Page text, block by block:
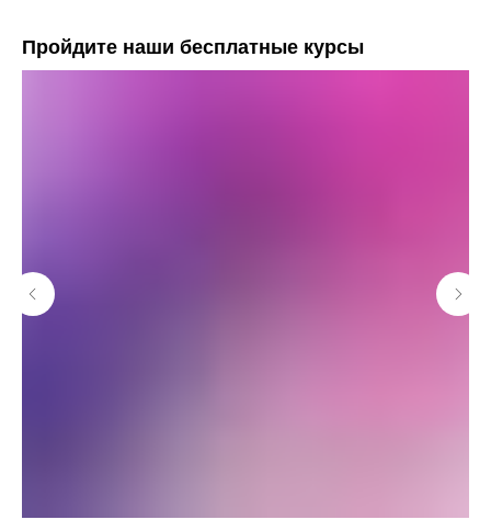
Пройдите наши бесплатные курсы